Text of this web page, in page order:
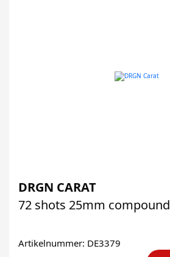
DRGN CARAT
72 shots 25mm compound
Artikelnummer: DE3379